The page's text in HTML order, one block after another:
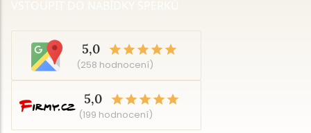
5,0
(258 hodnocení)
5,0
(199 hodnocení)